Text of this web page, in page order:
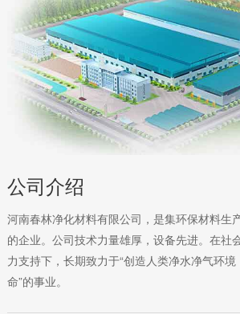
公司介绍
河南春林净化材料有限公司，是集环保材料生
的企业。公司技术力量雄厚，设备先进。在社
力支持下，长期致力于“创造人类净水净气环
命”的事业。